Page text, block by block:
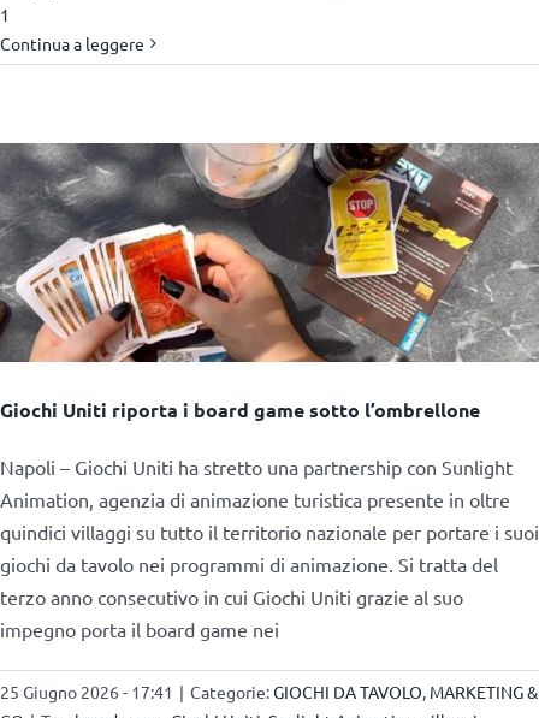
1
Continua a leggere
Giochi Uniti riporta i board game sotto l’ombrellone
Napoli – Giochi Uniti ha stretto una partnership con Sunlight
Animation, agenzia di animazione turistica presente in oltre
quindici villaggi su tutto il territorio nazionale per portare i suoi
giochi da tavolo nei programmi di animazione. Si tratta del
terzo anno consecutivo in cui Giochi Uniti grazie al suo
impegno porta il board game nei
25 Giugno 2026 - 17:41 | Categorie:GIOCHI DA TAVOLO, MARKETING &